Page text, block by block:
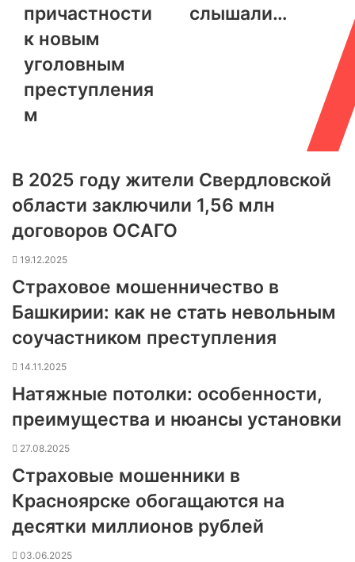
причастности
к новым
уголовным
преступления
м
слышали…
В 2025 году жители Свердловской
области заключили 1,56 млн
договоров ОСАГО
19.12.2025
Страховое мошенничество в
Башкирии: как не стать невольным
соучастником преступления
14.11.2025
Натяжные потолки: особенности,
преимущества и нюансы установки
27.08.2025
Страховые мошенники в
Красноярске обогащаются на
десятки миллионов рублей
03.06.2025